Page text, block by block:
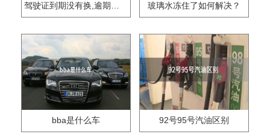
驾驶证到期没有换,逾期怎么办?? 玻璃水冻住了如何解决？
bba是什么车 92号95号汽油区别